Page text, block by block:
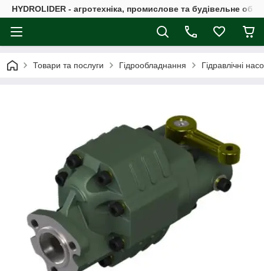
HYDROLIDER - агротехніка, промислове та будівельне
Товари та послуги Гідрообладнання Гідравлічні